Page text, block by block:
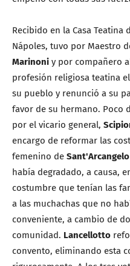
Recibido en la Casa Teatina
Nápoles, tuvo por Maestro
Marinoni y por compañero
profesión religiosa teatina
su pueblo y renunció a su
favor de su hermano. Poco
por el vicario general,
encargo de reformar las
femenino de
había degradado, a causa,
costumbre que tenían las
a las muchachas que no
conveniente, a cambio de
comunidad. Lancellotto
convento, eliminando esta